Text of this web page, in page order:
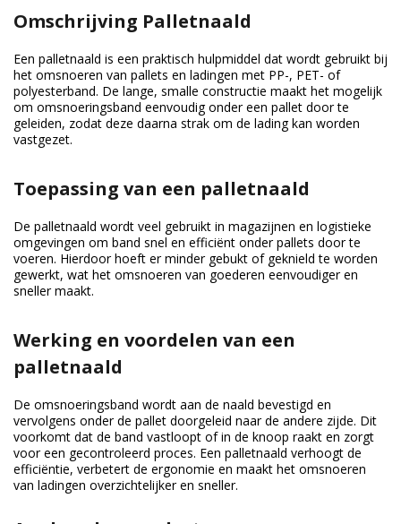
Omschrijving Palletnaald
Een palletnaald is een praktisch hulpmiddel dat wordt gebruikt bij
het omsnoeren van pallets en ladingen met PP-, PET- of
polyesterband. De lange, smalle constructie maakt het mogelijk
om omsnoeringsband eenvoudig onder een pallet door te
geleiden, zodat deze daarna strak om de lading kan worden
vastgezet.
Toepassing van een palletnaald
De palletnaald wordt veel gebruikt in magazijnen en logistieke
omgevingen om band snel en efficiënt onder pallets door te
voeren. Hierdoor hoeft er minder gebukt of geknield te worden
gewerkt, wat het omsnoeren van goederen eenvoudiger en
sneller maakt.
Werking en voordelen van een
palletnaald
De omsnoeringsband wordt aan de naald bevestigd en
vervolgens onder de pallet doorgeleid naar de andere zijde. Dit
voorkomt dat de band vastloopt of in de knoop raakt en zorgt
voor een gecontroleerd proces. Een palletnaald verhoogt de
efficiëntie, verbetert de ergonomie en maakt het omsnoeren
van ladingen overzichtelijker en sneller.